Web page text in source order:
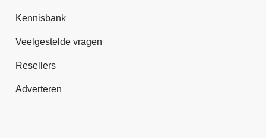
Kennisbank
Veelgestelde vragen
Resellers
Adverteren